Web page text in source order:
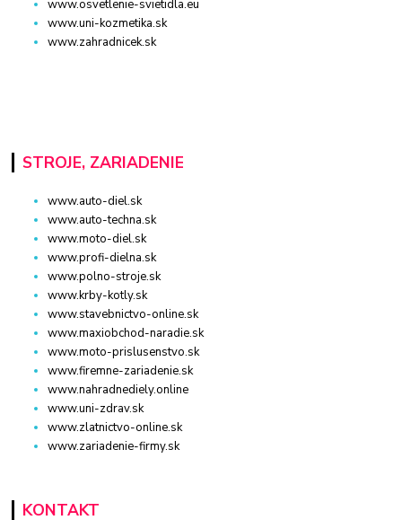
www.osvetlenie-svietidla.eu
www.uni-kozmetika.sk
www.zahradnicek.sk
STROJE, ZARIADENIE
www.auto-diel.sk
www.auto-techna.sk
www.moto-diel.sk
www.profi-dielna.sk
www.polno-stroje.sk
www.krby-kotly.sk
www.stavebnictvo-online.sk
www.maxiobchod-naradie.sk
www.moto-prislusenstvo.sk
www.firemne-zariadenie.sk
www.nahradnediely.online
www.uni-zdrav.sk
www.zlatnictvo-online.sk
www.zariadenie-firmy.sk
KONTAKT